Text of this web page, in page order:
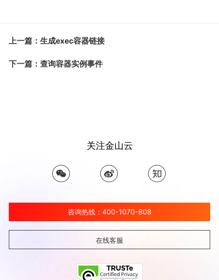
上一篇：生成exec容器链接
下一篇：查询容器实例事件
关注金山云
咨询热线：400-1070-808
在线客服